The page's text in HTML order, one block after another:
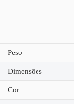
Peso
Dimensões
Cor